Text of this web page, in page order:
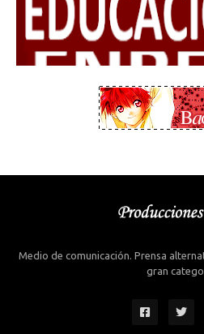
Medio de comunicación. Prensa
gran